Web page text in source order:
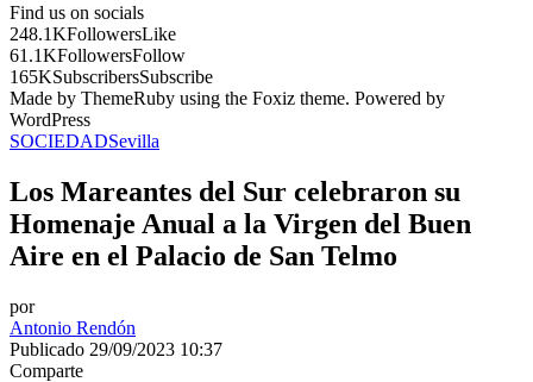
Find us on socials
248.1KFollowersLike
61.1KFollowersFollow
165KSubscribersSubscribe
Made by ThemeRuby using the Foxiz theme. Powered by
WordPress
SOCIEDADSevilla
Los Mareantes del Sur celebraron su
Homenaje Anual a la Virgen del Buen
Aire en el Palacio de San Telmo
por
Antonio Rendón
Publicado 29/09/2023 10:37
Comparte